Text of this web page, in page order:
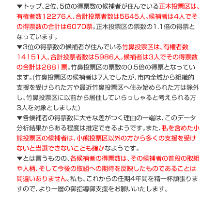
▼トップ､2位､5位の得票数の候補者が住んでいる正木投票区は､
有権者数12276人､合計投票者数は5645人｡候補者は4人でそ
の得票数の合計は6070票｡正木投票区の票数の1.1倍の得票と
なっています｡
▼3位の得票数の候補者が住んでいる竹鼻投票区は､有権者数
14151人､合計投票者数は5986人｡候補者は3人でその得票数
の合計は2881票｡竹鼻投票区の票数の0.5倍の得票となってい
ます｡(竹鼻投票区の候補者は7人でしたが､市内全域から組織的
支援を受けられた方や最近竹鼻投票区へ住み始められた方は除外
し､竹鼻投票区に以前から居住していらっしゃると考えられる方
3人を対象としました)
▼各候補者の得票数に大きな差がつく理由の一端は､このデータ
分析結果からある程度は推定できるようです｡また､私を含めた小
熊投票区の候補者は､小熊投票区以外の方から多くの支援を受け
ないと当選できないことも確かなようです｡
▼とは言うものの､各候補者の得票数は､その候補者の普段の取組
や人柄､そして今後の取組への期待を反映したものであることは
間違いありません｡私も､これからの任期4年間を精一杯頑張りま
すので､より一層の御指導御支援をお願いいたします。